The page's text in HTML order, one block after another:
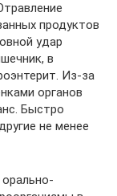
продуктов
удар
в
Из-за
органов
Быстро
не менее